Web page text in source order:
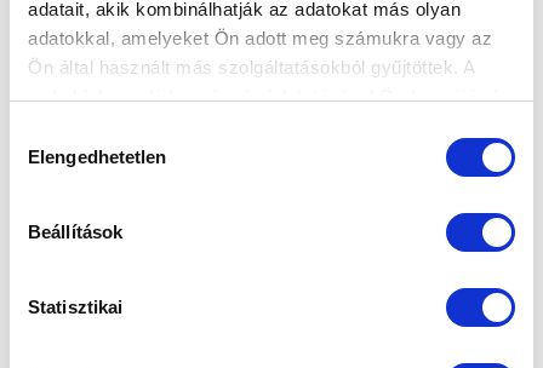
adatait, akik kombinálhatják az adatokat más olyan
adatokkal, amelyeket Ön adott meg számukra vagy az
Ön által használt más szolgáltatásokból gyűjtöttek. A
weboldalon való böngészés folytatásával Ön hozzájárul a
kiválasztása
Elengedhetetlen
Beállítások
Statisztikai
SZPONZOROK